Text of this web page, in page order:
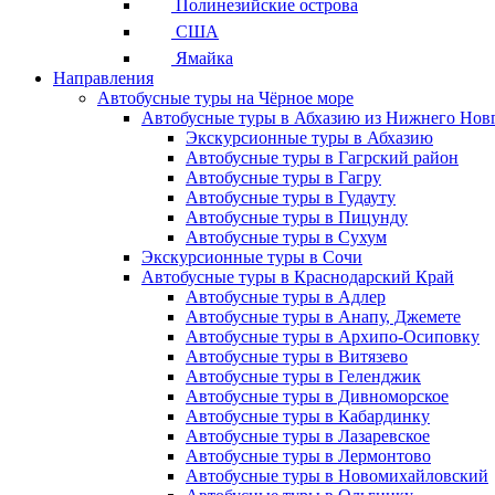
Полинезийские острова
США
Ямайка
Направления
Автобусные туры на Чёрное море
Автобусные туры в Абхазию из Нижнего
Экскурсионные туры в Абхазию
Автобусные туры в Гагрский район
Автобусные туры в Гагру
Автобусные туры в Гудауту
Автобусные туры в Пицунду
Автобусные туры в Сухум
Экскурсионные туры в Сочи
Автобусные туры в Краснодарский Край
Автобусные туры в Адлер
Автобусные туры в Анапу, Джемете
Автобусные туры в Архипо-Осиповку
Автобусные туры в Витязево
Автобусные туры в Геленджик
Автобусные туры в Дивноморское
Автобусные туры в Кабардинку
Автобусные туры в Лазаревское
Автобусные туры в Лермонтово
Автобусные туры в Новомихайловский